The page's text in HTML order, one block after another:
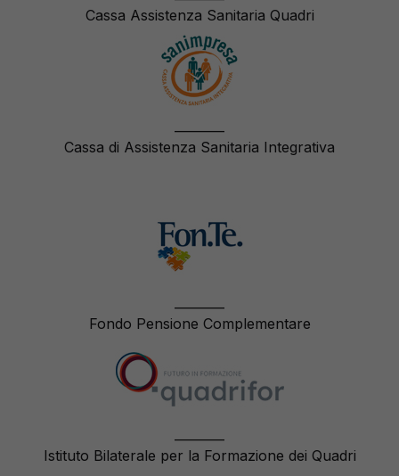
Cassa Assistenza Sanitaria Quadri
Cassa di Assistenza Sanitaria Integrativa
Fondo Pensione Complementare
Istituto Bilaterale per la Formazione dei Quadri